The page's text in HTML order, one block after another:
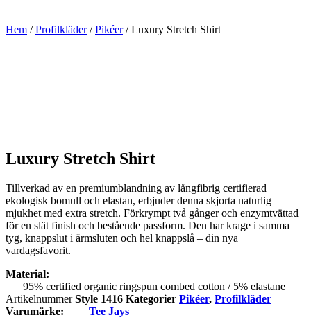
Hem /Profilkläder/Pikéer/ Luxury Stretch Shirt
Luxury Stretch Shirt
Tillverkad av en premiumblandning av långfibrig certifierad
ekologisk bomull och elastan, erbjuder denna skjorta naturlig
mjukhet med extra stretch. Förkrympt två gånger och enzymtvättad
för en slät finish och bestående passform. Den har krage i samma
tyg, knappslut i ärmsluten och hel knappslå – din nya
vardagsfavorit.
Material:
95% certified organic ringspun combed cotton / 5% elastane
ArtikelnummerStyle 1416 Kategorier Pikéer, Profilkläder
Varumärke:
Tee Jays